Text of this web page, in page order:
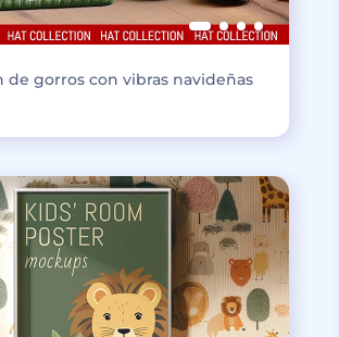
de gorros con vibras navideñas